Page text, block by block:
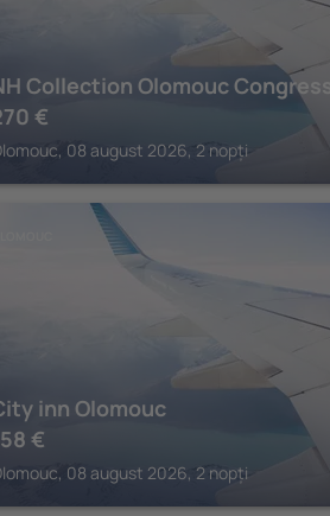
Collection Olomouc Congress
€
08 august 2026, 2 nopți
inn Olomouc
€
08 august 2026, 2 nopți